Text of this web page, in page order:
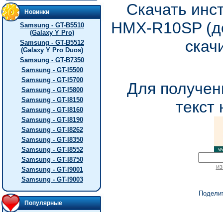
Новинки
Samsung - GT-B5510
(Galaxy Y Pro)
Samsung - GT-B5512
(Galaxy Y Pro Duos)
Samsung - GT-B7350
Samsung - GT-I5500
Samsung - GT-I5700
Samsung - GT-I5800
Samsung - GT-I8150
Samsung - GT-I8160
Samsung - GT-I8190
Samsung - GT-I8262
Samsung - GT-I8350
Samsung - GT-I8552
Samsung - GT-I8750
Samsung - GT-I9001
Samsung - GT-I9003
Популярные
Скачать
HMX-R10SP
Для
текст